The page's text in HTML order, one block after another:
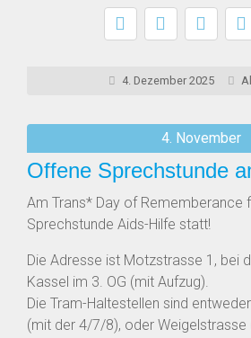
4. Dezember 2025
4. November
Offene Sprechstunde
Am Trans* Day of Rememberance
Sprechstunde Aids-Hilfe statt!
Die Adresse ist Motzstrasse 1, bei
Kassel im 3. OG (mit Aufzug).
Die Tram-Haltestellen sind
(mit der 4/7/8), oder Weigelstrasse